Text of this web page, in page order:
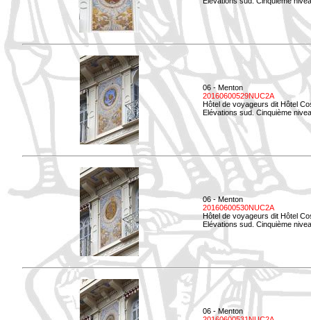
06 - Menton
20160600529NUC2A
Hôtel de voyageurs dit Hôtel
Elévations sud. Cinquième
06 - Menton
20160600530NUC2A
Hôtel de voyageurs dit Hôtel
Elévations sud. Cinquième
06 - Menton